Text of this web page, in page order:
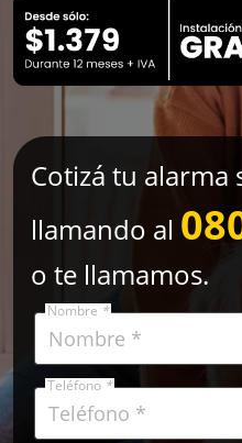
Cotizá tu alarma
llamando al
o te llamamos.
Nombre *
Teléfono *